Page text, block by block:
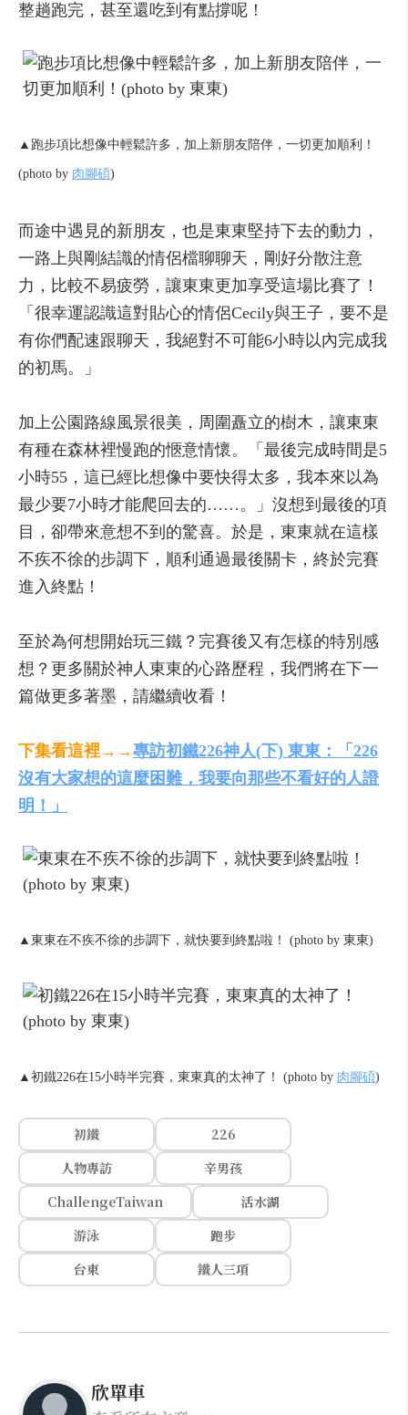
整趟跑完，甚至還吃到有點撐呢！
▲跑步項比想像中輕鬆許多，加上新朋友陪伴，一切更加順利！
(photo by 肉腳碩)
而途中遇見的新朋友，也是東東堅持下去的動力，
一路上與剛結識的情侶檔聊聊天，剛好分散注意
力，比較不易疲勞，讓東東更加享受這場比賽了！
「很幸運認識這對貼心的情侶Cecily與王子，要不是
有你們配速跟聊天，我絕對不可能6小時以內完成我
的初馬。」
加上公園路線風景很美，周圍矗立的樹木，讓東東
有種在森林裡慢跑的愜意情懷。「最後完成時間是5
小時55，這已經比想像中要快得太多，我本來以為
最少要7小時才能爬回去的……。」沒想到最後的項
目，卻帶來意想不到的驚喜。於是，東東就在這樣
不疾不徐的步調下，順利通過最後關卡，終於完賽
進入終點！
至於為何想開始玩三鐵？完賽後又有怎樣的特別感
想？更多關於神人東東的心路歷程，我們將在下一
篇做更多著墨，請繼續收看！
下集看這裡→→專訪初鐵226神人(下) 東東：「226
沒有大家想的這麼困難，我要向那些不看好的人證
明！」
▲東東在不疾不徐的步調下，就快要到終點啦！ (photo by 東東)
▲初鐵226在15小時半完賽，東東真的太神了！ (photo by 肉腳碩)
初鐵
226
人物專訪
辛男孩
ChallengeTaiwan
活水湖
游泳
跑步
台東
鐵人三項
欣單車